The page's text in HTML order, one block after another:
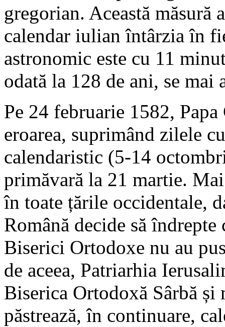
gregorian. Această măsură
calendar iulian întârzia în
astronomic este cu 11
odată la 128 de ani, se mai
Pe 24 februarie 1582,
eroarea, suprimând zilele
calendaristic (5-14
primăvară la 21 martie.
în toate țările occidentale,
Română decide să
Biserici Ortodoxe nu au
de aceea, Patriarhia
Biserica Ortodoxă Sârbă
păstrează, în continuare,